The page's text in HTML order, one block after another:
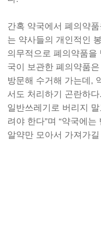
간혹 약국에서 폐의약
는 약사들의 개인적인
의무적으로 폐의약품
국이 보관한 폐의약품
방문해 수거해 가는데,
서도 처리하기 곤란하
일반쓰레기로 버리지
려야 한다”며 “약국에
알약만 모아서 가져가